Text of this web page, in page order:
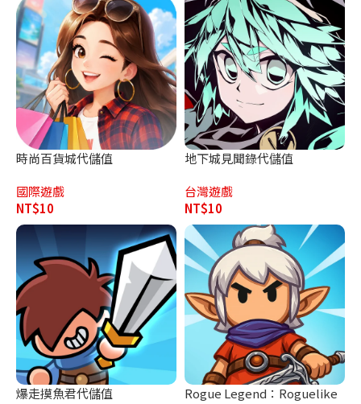
時尚百貨城代儲值
國際遊戲
NT$10
地下城見聞錄代儲值
台灣遊戲
NT$10
爆走摸魚君代儲值
Rogue Legend：Roguelike